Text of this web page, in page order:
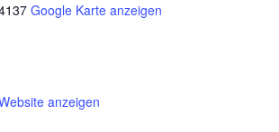
Google Karte anzeigen
anzeigen